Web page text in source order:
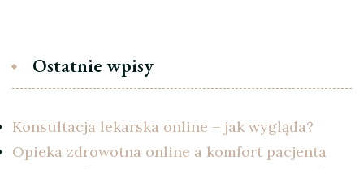
Ostatnie wpisy
Konsultacja lekarska online – jak wygląda?
Opieka zdrowotna online a komfort pacjenta